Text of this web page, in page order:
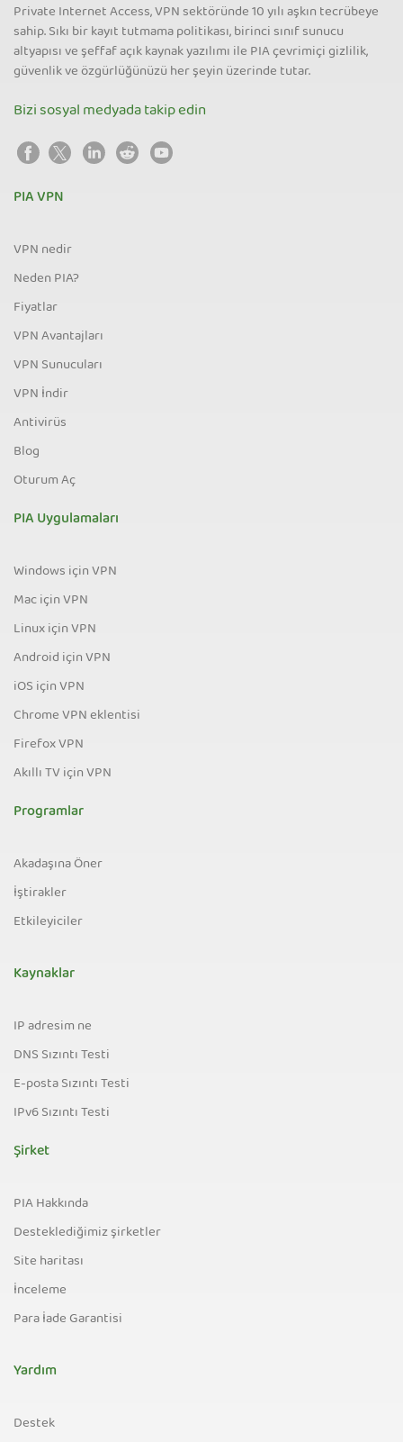
Private Internet Access, VPN sektöründe 10 yılı aşkın tecrübeye
sahip. Sıkı bir kayıt tutmama politikası, birinci sınıf sunucu
altyapısı ve şeffaf açık kaynak yazılımı ile PIA çevrimiçi gizlilik,
güvenlik ve özgürlüğünüzü her şeyin üzerinde tutar.
Bizi sosyal medyada takip edin
PIA VPN
VPN nedir
Neden PIA?
Fiyatlar
VPN Avantajları
VPN Sunucuları
VPN İndir
Antivirüs
Blog
Oturum Aç
PIA Uygulamaları
Windows için VPN
Mac için VPN
Linux için VPN
Android için VPN
iOS için VPN
Chrome VPN eklentisi
Firefox VPN
Akıllı TV için VPN
Programlar
Akadaşına Öner
İştirakler
Etkileyiciler
Kaynaklar
IP adresim ne
DNS Sızıntı Testi
E-posta Sızıntı Testi
IPv6 Sızıntı Testi
Şirket
PIA Hakkında
Desteklediğimiz şirketler
Site haritası
İnceleme
Para İade Garantisi
Yardım
Destek